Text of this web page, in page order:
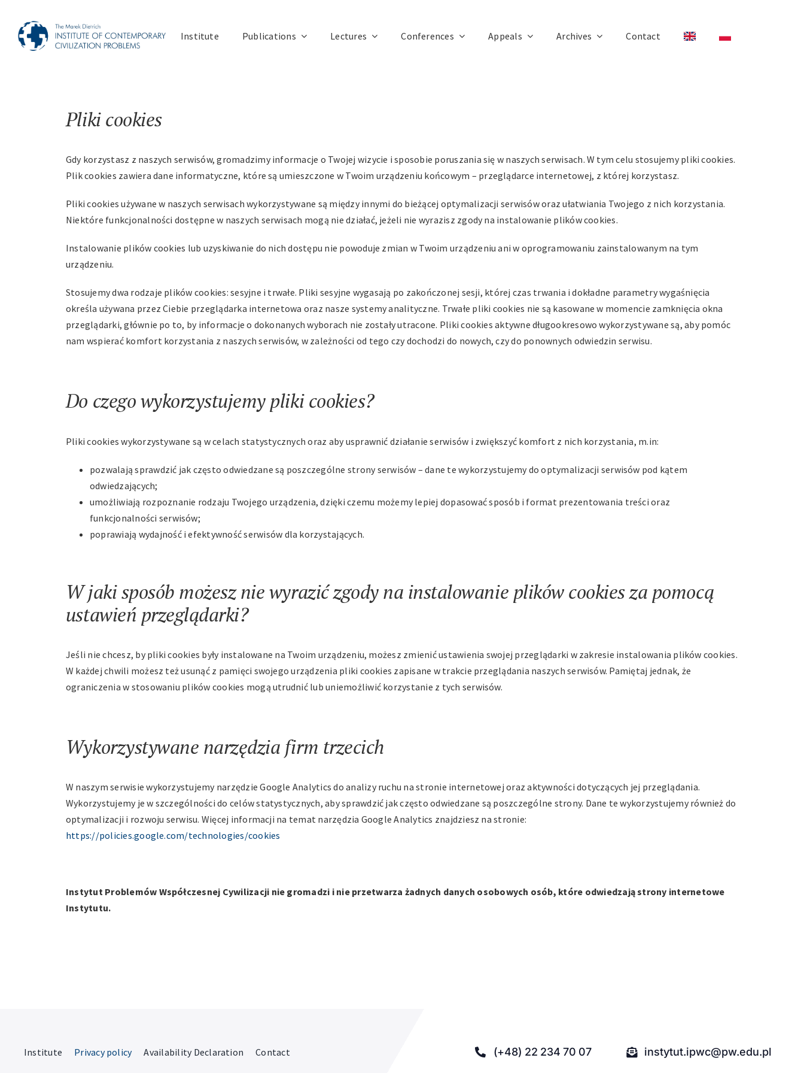
content
Institute Publications Lectures Conferences Appeals Archives Contact
Pliki cookies
Gdy korzystasz z naszych serwisów, gromadzimy informacje o Twojej wizycie i sposobie poruszania się w naszych serwisach. W tym celu stosujemy pliki cookies.
Plik cookies zawiera dane informatyczne, które są umieszczone w Twoim urządzeniu końcowym – przeglądarce internetowej, z której korzystasz.
Pliki cookies używane w naszych serwisach wykorzystywane są między innymi do bieżącej optymalizacji serwisów oraz ułatwiania Twojego z nich korzystania.
Niektóre funkcjonalności dostępne w naszych serwisach mogą nie działać, jeżeli nie wyrazisz zgody na instalowanie plików cookies.
Instalowanie plików cookies lub uzyskiwanie do nich dostępu nie powoduje zmian w Twoim urządzeniu ani w oprogramowaniu zainstalowanym na tym
urządzeniu.
Stosujemy dwa rodzaje plików cookies: sesyjne i trwałe. Pliki sesyjne wygasają po zakończonej sesji, której czas trwania i dokładne parametry wygaśnięcia
określa używana przez Ciebie przeglądarka internetowa oraz nasze systemy analityczne. Trwałe pliki cookies nie są kasowane w momencie zamknięcia okna
przeglądarki, głównie po to, by informacje o dokonanych wyborach nie zostały utracone. Pliki cookies aktywne długookresowo wykorzystywane są, aby pomóc
nam wspierać komfort korzystania z naszych serwisów, w zależności od tego czy dochodzi do nowych, czy do ponownych odwiedzin serwisu.
Do czego wykorzystujemy pliki cookies?
Pliki cookies wykorzystywane są w celach statystycznych oraz aby usprawnić działanie serwisów i zwiększyć komfort z nich korzystania, m.in:
pozwalają sprawdzić jak często odwiedzane są poszczególne strony serwisów – dane te wykorzystujemy do optymalizacji serwisów pod kątem
odwiedzających;
umożliwiają rozpoznanie rodzaju Twojego urządzenia, dzięki czemu możemy lepiej dopasować sposób i format prezentowania treści oraz
funkcjonalności serwisów;
poprawiają wydajność i efektywność serwisów dla korzystających.
W jaki sposób możesz nie wyrazić zgody na instalowanie plików cookies za pomocą
ustawień przeglądarki?
Jeśli nie chcesz, by pliki cookies były instalowane na Twoim urządzeniu, możesz zmienić ustawienia swojej przeglądarki w zakresie instalowania plików cookies.
W każdej chwili możesz też usunąć z pamięci swojego urządzenia pliki cookies zapisane w trakcie przeglądania naszych serwisów. Pamiętaj jednak, że
ograniczenia w stosowaniu plików cookies mogą utrudnić lub uniemożliwić korzystanie z tych serwisów.
Wykorzystywane narzędzia firm trzecich
W naszym serwisie wykorzystujemy narzędzie Google Analytics do analizy ruchu na stronie internetowej oraz aktywności dotyczących jej przeglądania.
Wykorzystujemy je w szczególności do celów statystycznych, aby sprawdzić jak często odwiedzane są poszczególne strony. Dane te wykorzystujemy również do
optymalizacji i rozwoju serwisu. Więcej informacji na temat narzędzia Google Analytics znajdziesz na stronie:
https://policies.google.com/technologies/cookies
Instytut Problemów Współczesnej Cywilizacji nie gromadzi i nie przetwarza żadnych danych osobowych osób, które odwiedzają strony internetowe
Instytutu.
Institute Privacy policy Availability Declaration Contact (+48) 22 234 70 07 instytut.ipwc@pw.edu.pl